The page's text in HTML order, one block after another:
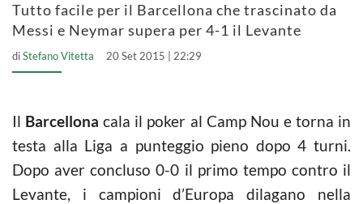
Tutto facile per il Barcellona che trascinato da
Messi e Neymar supera per 4-1 il Levante
diStefano Vitetta 20 Set 2015 | 22:29
Il Barcellona cala il poker al Camp Nou e torna in
testa alla Liga a punteggio pieno dopo 4 turni.
Dopo aver concluso 0-0 il primo tempo contro il
Levante, i campioni d’Europa dilagano nella